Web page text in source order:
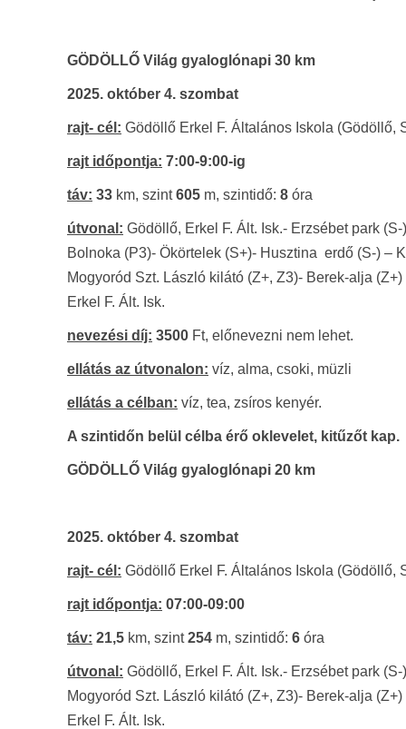
GÖDÖLLŐ Világ gyaloglónapi 30 km
2025. október 4. szombat
rajt- cél: Gödöllő Erkel F. Általános Iskola (Gödöllő,
rajt időpontja: 7:00-9:00-ig
táv: 33 km, szint605 m, szintidő: 8 óra
útvonal: Gödöllő, Erkel F. Ált. Isk.- Erzsébet park
Bolnoka (P3)- Ökörtelek (S+)- Husztina erdő (S-) –
Mogyoród Szt. László kilátó (Z+, Z3)- Berek-alja
Erkel F. Ált. Isk.
nevezési díj: 3500 Ft, előnevezni nem lehet.
ellátás az útvonalon: víz, alma, csoki, müzli
ellátás a célban: víz, tea, zsíros kenyér.
A szintidőn belül célba érő oklevelet, kitűzőt kap.
GÖDÖLLŐ Világ gyaloglónapi 20 km
2025. október 4. szombat
rajt- cél: Gödöllő Erkel F. Általános Iskola (Gödöllő,
rajt időpontja: 07:00-09:00
táv: 21,5 km, szint254 m, szintidő: 6 óra
útvonal: Gödöllő, Erkel F. Ált. Isk.- Erzsébet park
Mogyoród Szt. László kilátó (Z+, Z3)- Berek-alja
Erkel F. Ált. Isk.